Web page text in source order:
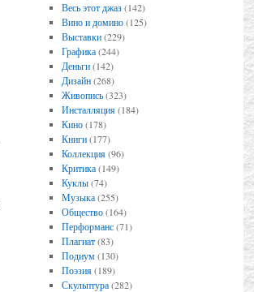
Весь этот джаз(142)
Вино и домино(125)
Выставки(229)
Графика(244)
Деньги(142)
Дизайн(268)
Живопись(323)
Инсталляция(184)
Кино(178)
Книги(177)
Коллекция(96)
Критика(149)
Куклы(74)
Музыка(255)
Общество(164)
Перформанс(71)
Плагиат(83)
Подиум(130)
Поэзия(189)
Скульптура(282)